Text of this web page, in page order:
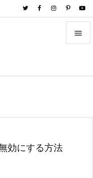

前へ
効にする方法